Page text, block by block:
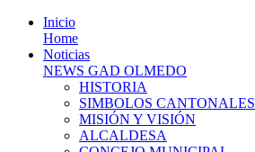
Inicio
Home
Noticias
NEWS GAD OLMEDO
HISTORIA
SIMBOLOS CANTONALES
MISIÓN Y VISIÓN
ALCALDESA